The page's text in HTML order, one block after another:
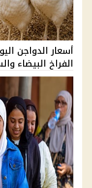
الفراخ البيضاء